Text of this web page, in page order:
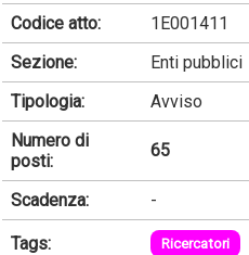
Codice atto:
1E001411
Sezione:
Enti pubblici
Tipologia:
Avviso
Numero di
posti:
65
Scadenza: -
Tags: Ricercatori